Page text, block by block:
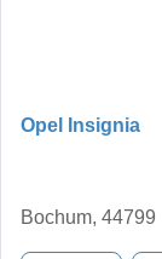
Opel Insignia
Bochum, 44799